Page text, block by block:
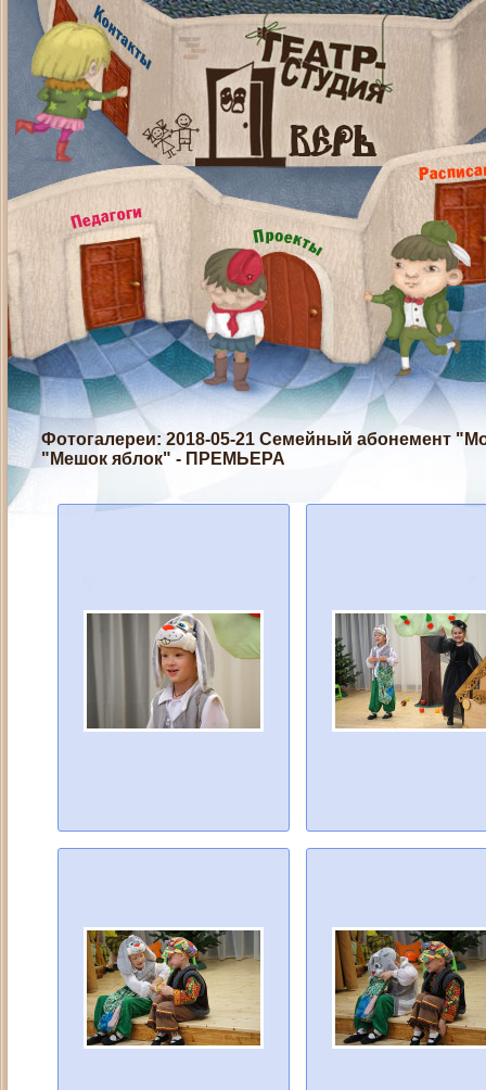
Фотогалереи: 2018-05-21 Семейный абонемент
"Мешок яблок" - ПРЕМЬЕРА